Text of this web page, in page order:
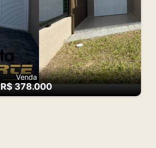
Venda
R$ 378.000